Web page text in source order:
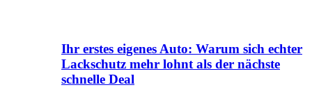
Ihr erstes eigenes Auto: Warum sich echter
Lackschutz mehr lohnt als der nächste
schnelle Deal